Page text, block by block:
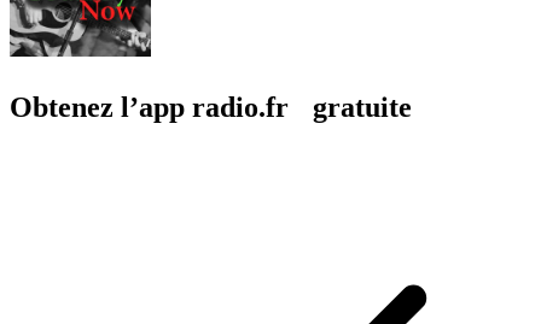
Obtenez l’app radio.fr gratuite